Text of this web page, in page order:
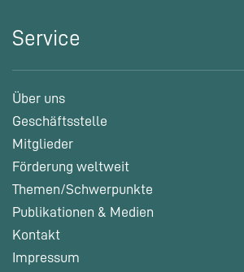
Service
Über uns
Geschäftsstelle
Mitglieder
Förderung weltweit
Themen/Schwerpunkte
Publikationen & Medien
Kontakt
Impressum